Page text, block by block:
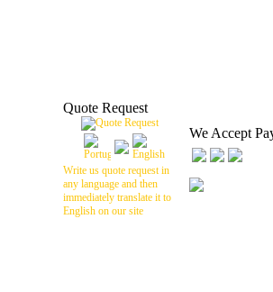
Quote Request
Write us quote request in
any language and then
immediately translate it to
English on our site
We Accept